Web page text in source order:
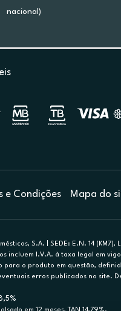
nacional)
e Condições Mapa do
S.A. | SEDE: E.N. 14
incluem I.V.A. à taxa legal em
para o produto em questão,
erros publicados no site.